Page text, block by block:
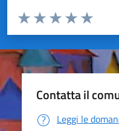
Valuta da 1 a 5 stelle la pagina
Valuta 5
Valuta 4
Valuta 3 stelle
Valuta 2 stelle su 5
Valuta 1 stelle su 5
Contatta il
Leggi le